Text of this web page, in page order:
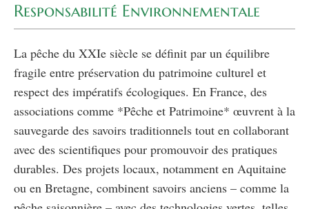
Responsabilité Environnementale
La pêche du XXIe siècle se définit par un équilibre
fragile entre préservation du patrimoine culturel et
respect des impératifs écologiques. En France, des
associations comme *Pêche et Patrimoine* œuvrent à la
sauvegarde des savoirs traditionnels tout en collaborant
avec des scientifiques pour promouvoir des pratiques
durables. Des projets locaux, notamment en Aquitaine
ou en Bretagne, combinent savoirs anciens – comme la